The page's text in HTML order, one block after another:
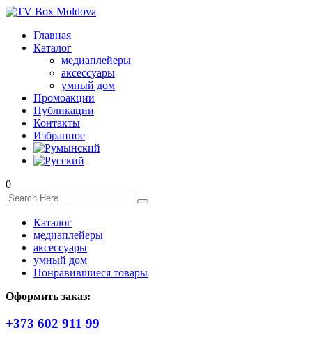
Главная
Каталог
медиаплейеры
аксессуары
умный дом
Промоакции
Публикации
Контакты
Избранное
0
Каталог
медиаплейеры
аксессуары
умный дом
Понравившиеся товары
Оформить заказ:
+373 602 911 99